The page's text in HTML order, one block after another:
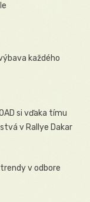
každého
si vďaka tímu
v Rallye Dakar
v odbore